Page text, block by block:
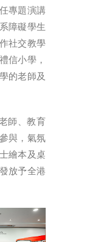
專題演講
障礙學生
社交教學
信小學，
的老師及
師、教育
與，氣氛
繪本及桌
放予全港